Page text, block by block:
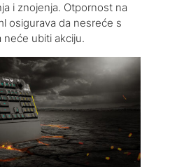
i znojenja. Otpornost na
osigurava da nesreće s
neće ubiti akciju.